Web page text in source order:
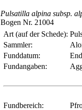
Pulsatilla alpina subsp.
Bogen Nr. 21004
Art (auf der Schede):
Sammler:
Funddatum:
Fundangaben:
Fundbereich: